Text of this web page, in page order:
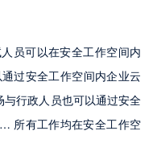
员可以在安全工作空间内
过安全工作空间内企业云
行政人员也可以通过安全
所有工作均在安全工作空